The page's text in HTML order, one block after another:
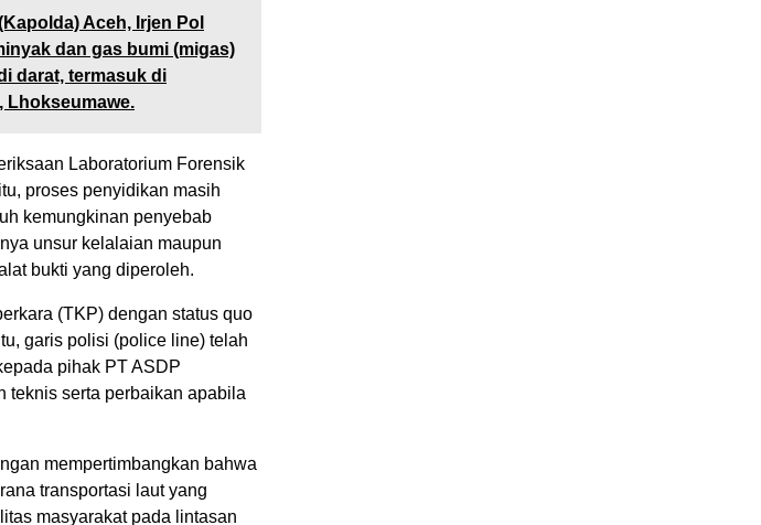
Aceh, Irjen Pol
dan gas bumi (migas)
darat, termasuk di
Lhokseumawe.
Laboratorium Forensik
proses penyidikan masih
kemungkinan penyebab
unsur kelalaian maupun
bukti yang diperoleh.
(TKP) dengan status quo
garis polisi (police line) telah
pihak PT ASDP
teknis serta perbaikan apabila
mempertimbangkan bahwa
transportasi laut yang
masyarakat pada lintasan